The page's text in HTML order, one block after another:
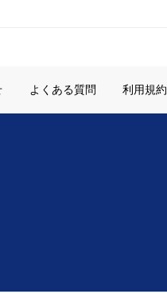
よくある質問 利用規約